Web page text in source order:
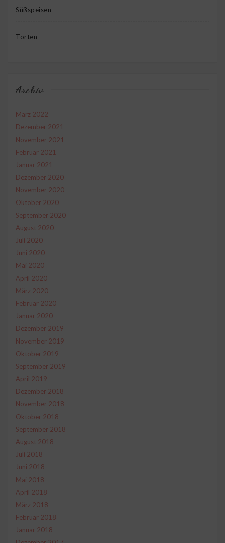
Süßspeisen
Torten
Archiv
März 2022
Dezember 2021
November 2021
Februar 2021
Januar 2021
Dezember 2020
November 2020
Oktober 2020
September 2020
August 2020
Juli 2020
Juni 2020
Mai 2020
April 2020
März 2020
Februar 2020
Januar 2020
Dezember 2019
November 2019
Oktober 2019
September 2019
April 2019
Dezember 2018
November 2018
Oktober 2018
September 2018
August 2018
Juli 2018
Juni 2018
Mai 2018
April 2018
März 2018
Februar 2018
Januar 2018